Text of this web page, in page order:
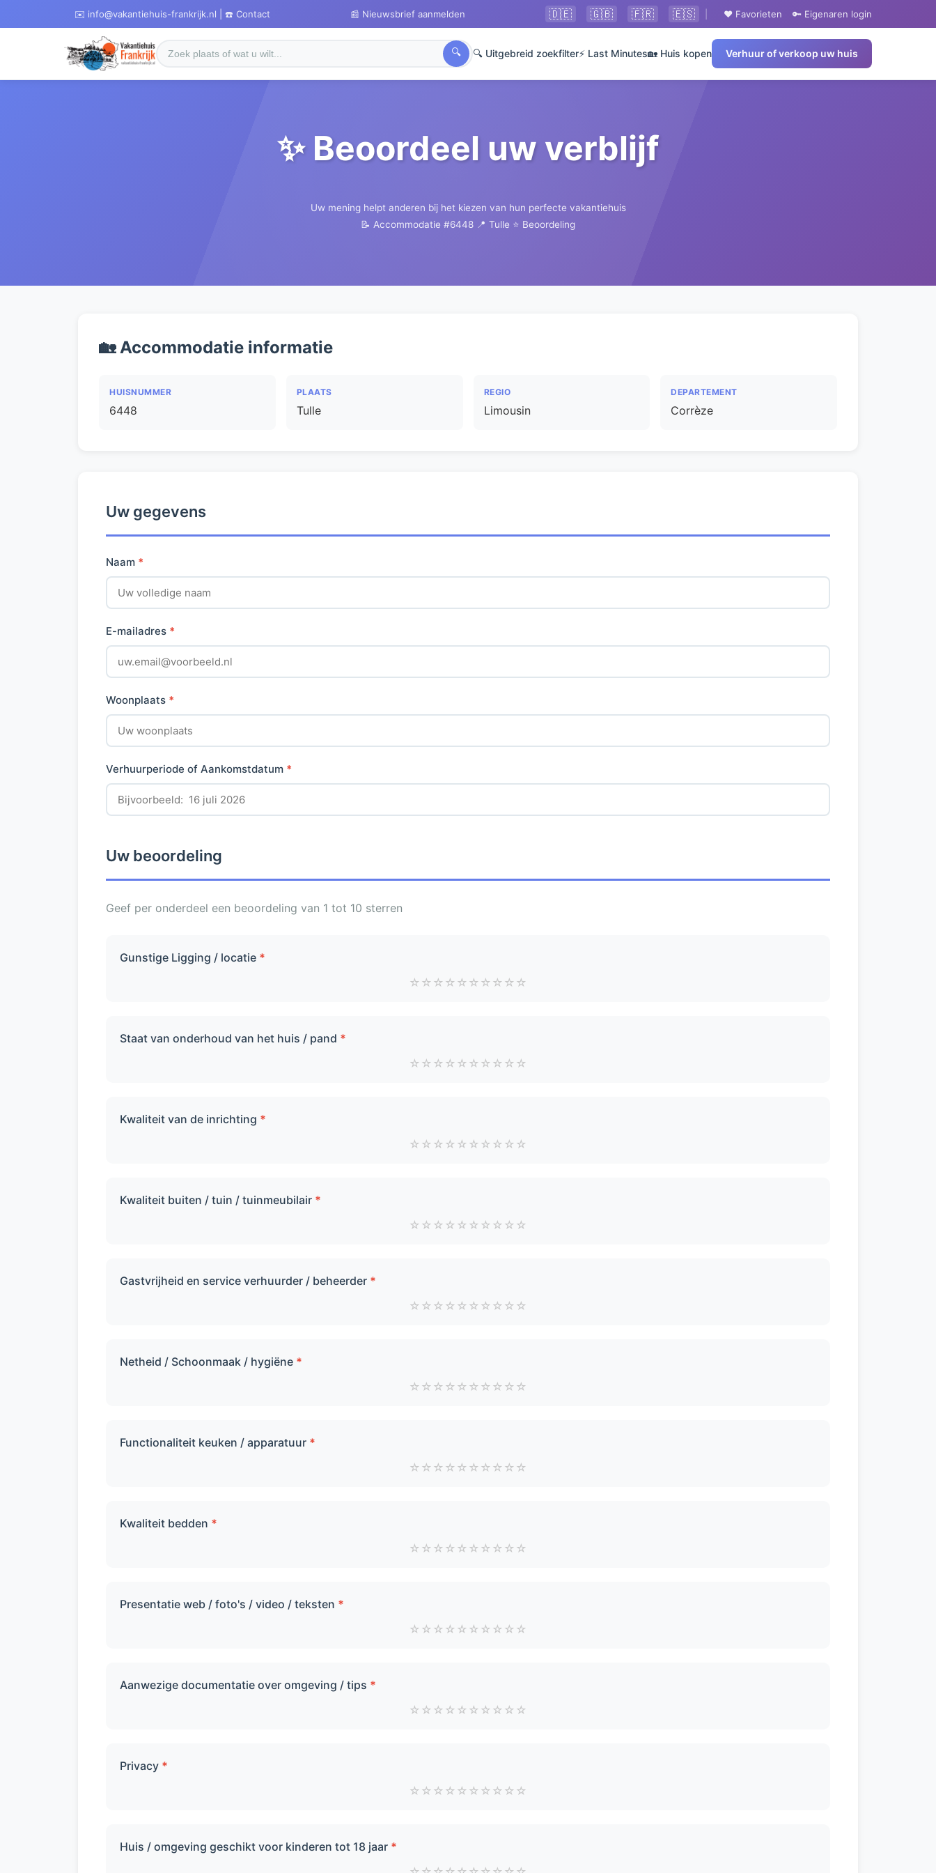
✉️ info@vakantiehuis-frankrijk.nl | ☎️ Contact 📰 Nieuwsbrief aanmelden 🇩🇪 🇬🇧 🇫🇷 🇪🇸 ❤️ Favorieten 🔑 Eigenaren login
🔍 🔍 Uitgebreid zoekfilter⚡ Last Minutes🏡 Huis kopen Verhuur of verkoop uw huis
✨ Beoordeel uw verblijf
Uw mening helpt anderen bij het kiezen van hun perfecte vakantiehuis
📝 Accommodatie #6448 📍 Tulle ⭐ Beoordeling
🏡 Accommodatie informatie
HUISNUMMER
6448
PLAATS
Tulle
REGIO
Limousin
DEPARTEMENT
Corrèze
Uw gegevens
Naam *
E-mailadres *
Woonplaats *
Verhuurperiode of Aankomstdatum *
Uw beoordeling
Geef per onderdeel een beoordeling van 1 tot 10 sterren
Gunstige Ligging / locatie *
☆ ☆ ☆ ☆ ☆ ☆ ☆ ☆ ☆ ☆
Staat van onderhoud van het huis / pand *
☆ ☆ ☆ ☆ ☆ ☆ ☆ ☆ ☆ ☆
Kwaliteit van de inrichting *
☆ ☆ ☆ ☆ ☆ ☆ ☆ ☆ ☆ ☆
Kwaliteit buiten / tuin / tuinmeubilair *
☆ ☆ ☆ ☆ ☆ ☆ ☆ ☆ ☆ ☆
Gastvrijheid en service verhuurder / beheerder *
☆ ☆ ☆ ☆ ☆ ☆ ☆ ☆ ☆ ☆
Netheid / Schoonmaak / hygiëne *
☆ ☆ ☆ ☆ ☆ ☆ ☆ ☆ ☆ ☆
Functionaliteit keuken / apparatuur *
☆ ☆ ☆ ☆ ☆ ☆ ☆ ☆ ☆ ☆
Kwaliteit bedden *
☆ ☆ ☆ ☆ ☆ ☆ ☆ ☆ ☆ ☆
Presentatie web / foto's / video / teksten *
☆ ☆ ☆ ☆ ☆ ☆ ☆ ☆ ☆ ☆
Aanwezige documentatie over omgeving / tips *
☆ ☆ ☆ ☆ ☆ ☆ ☆ ☆ ☆ ☆
Privacy *
☆ ☆ ☆ ☆ ☆ ☆ ☆ ☆ ☆ ☆
Huis / omgeving geschikt voor kinderen tot 18 jaar *